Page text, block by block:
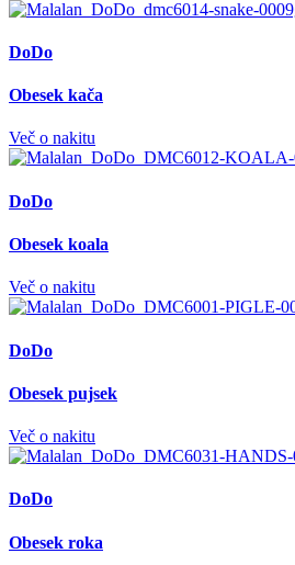
DoDo
Obesek kača
Več o nakitu
DoDo
Obesek koala
Več o nakitu
DoDo
Obesek pujsek
Več o nakitu
DoDo
Obesek roka